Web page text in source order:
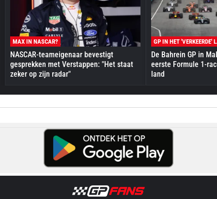
MAX IN NASCAR?
NASCAR-teameigenaar bevestigt
gesprekken met Verstappen: "Het staat
zeker op zijn radar"
GP IN HET 'VERKEERDE'
De Bahrein GP in
eerste Formule 1-
land